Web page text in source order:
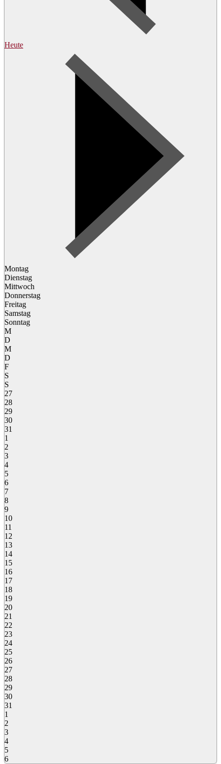
Heute
Montag
Dienstag
Mittwoch
Donnerstag
Freitag
Samstag
Sonntag
M
D
M
D
F
S
S
27
28
29
30
31
1
2
3
4
5
6
7
8
9
10
11
12
13
14
15
16
17
18
19
20
21
22
23
24
25
26
27
28
29
30
31
1
2
3
4
5
6